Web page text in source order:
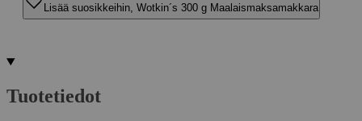
Lisää suosikkeihin, Wotkin´s 300 g Maalaismaksamakkara
Tuotetiedot